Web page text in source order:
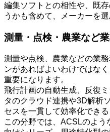
編集ソフトとの相性や、既
うかも含めて、メーカーを
測量・点検・農業など
測量や点検、農業などの業
ンがあればよいわけではな
重要になります。
飛行計画の自動生成、反復
タのクラウド連携や3D解析
セスを一貫して効率化できる
この分野では、ACSLのよ